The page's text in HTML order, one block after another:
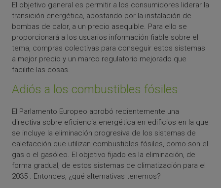
El objetivo general es permitir a los consumidores liderar la
transición energética, apostando por la instalación de
bombas de calor, a un precio asequible. Para ello se
proporcionará a los usuarios información fiable sobre el
tema, compras colectivas para conseguir estos sistemas
a mejor precio y un marco regulatorio mejorado que
facilite las cosas.
Adiós a los combustibles fósiles
El Parlamento Europeo aprobó recientemente una
directiva sobre eficiencia energética en edificios en la que
se incluye la eliminación progresiva de los sistemas de
calefacción que utilizan combustibles fósiles, como son el
gas o el gasóleo. El objetivo fijado es la eliminación, de
forma gradual, de estos sistemas de climatización para el
2035 . Entonces, ¿qué alternativas tenemos?